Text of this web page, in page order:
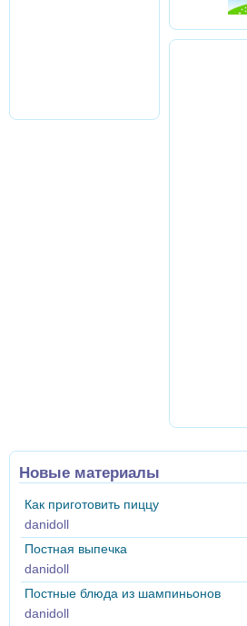
Новые материалы
Как приготовить пиццу
danidoll
Постная выпечка
danidoll
Постные блюда из шампиньонов
danidoll